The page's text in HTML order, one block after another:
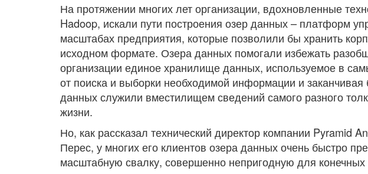
На протяжении многих лет организации, вдохновленные
Hadoop, искали пути построения озер данных – платформ
масштабах предприятия, которые позволили бы хранить
исходном формате. Озера данных помогали избежать
организации единое хранилище данных, используемое в
от поиска и выборки необходимой информации и
данных служили вместилищем сведений самого разного
жизни.
Но, как рассказал технический директор компании Pyramid
Перес, у многих его клиентов озера данных очень быстро
масштабную свалку, совершенно непригодную для конечных